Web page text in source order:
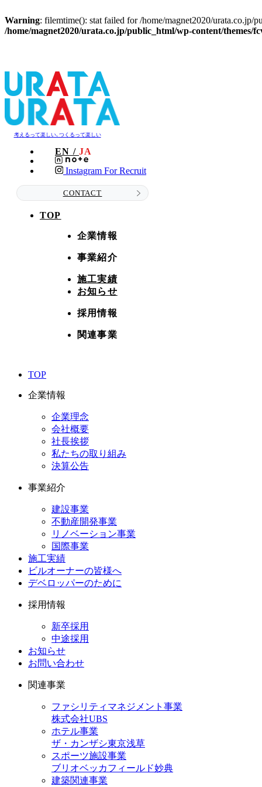
Warning: filemtime(): stat failed for /home/magnet2020/urata.co.jp/
/home/magnet2020/urata.co.jp/public_html/wp-content/themes/
考えるって楽しい､つくるって楽しい
EN / JA
Instagram For Recruit
CONTACT
TOP
企業情報
事業紹介
施工実績
お知らせ
採用情報
関連事業
TOP
企業情報
企業理念
会社概要
社長挨拶
私たちの取り組み
決算公告
事業紹介
建設事業
不動産開発事業
リノベーション事業
国際事業
施工実績
ビルオーナーの皆様へ
デベロッパーのために
採用情報
新卒採用
中途採用
お知らせ
お問い合わせ
関連事業
ファシリティマネジメント事業
株式会社UBS
ホテル事業
ザ・カンザシ東京浅草
スポーツ施設事業
ブリオベッカフィールド妙典
建築関連事業